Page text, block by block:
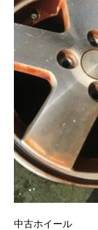
中古ホイール